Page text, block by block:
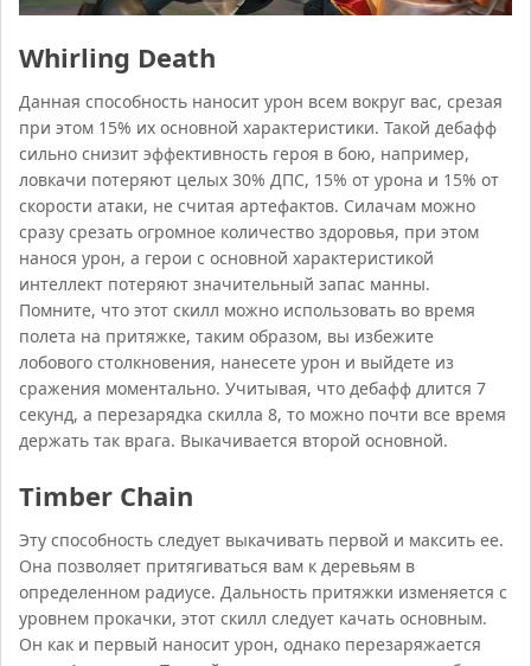
Whirling Death
Данная способность наносит урон всем вокруг вас, срезая
при этом 15% их основной характеристики. Такой дебафф
сильно снизит эффективность героя в бою, например,
ловкачи потеряют целых 30% ДПС, 15% от урона и 15% от
скорости атаки, не считая артефактов. Силачам можно
сразу срезать огромное количество здоровья, при этом
нанося урон, а герои с основной характеристикой
интеллект потеряют значительный запас манны.
Помните, что этот скилл можно использовать во время
полета на притяжке, таким образом, вы избежите
лобового столкновения, нанесете урон и выйдете из
сражения моментально. Учитывая, что дебафф длится 7
секунд, а перезарядка скилла 8, то можно почти все время
держать так врага. Выкачивается второй основной.
Timber Chain
Эту способность следует выкачивать первой и максить ее.
Она позволяет притягиваться вам к деревьям в
определенном радиусе. Дальность притяжки изменяется с
уровнем прокачки, этот скилл следует качать основным.
Он как и первый наносит урон, однако перезаряжается